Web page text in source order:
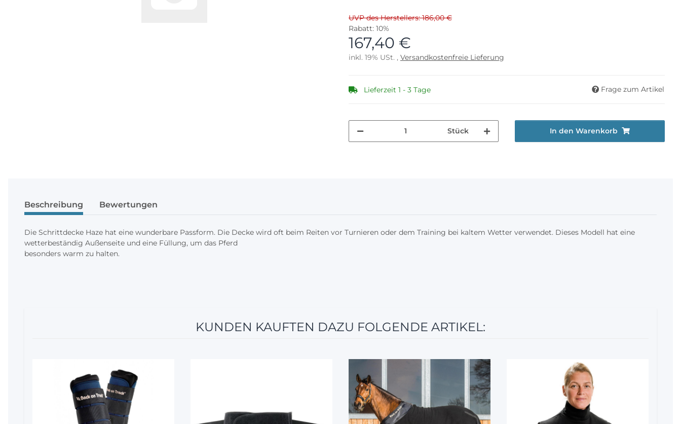
UVP des Herstellers: 186,00 €
Rabatt: 10%
167,40 €
inkl. 19% USt. , Versandkostenfreie Lieferung
Lieferzeit 1 - 3 Tage Frage zum Artikel
Stück In den Warenkorb
Beschreibung Bewertungen
Die Schrittdecke Haze hat eine wunderbare Passform. Die Decke wird oft beim Reiten vor Turnieren oder dem Training bei kaltem Wetter verwendet. Dieses Modell hat eine
wetterbeständig Außenseite und eine Füllung, um das Pferd
besonders warm zu halten.
KUNDEN KAUFTEN DAZU FOLGENDE ARTIKEL:
12%